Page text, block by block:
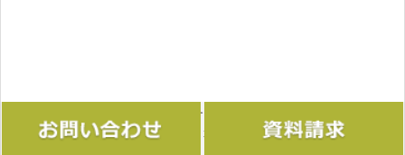
なんて方々には加古大池を一周することで似たような感覚を味わ
ってもらえるんじゃないでしょうか。